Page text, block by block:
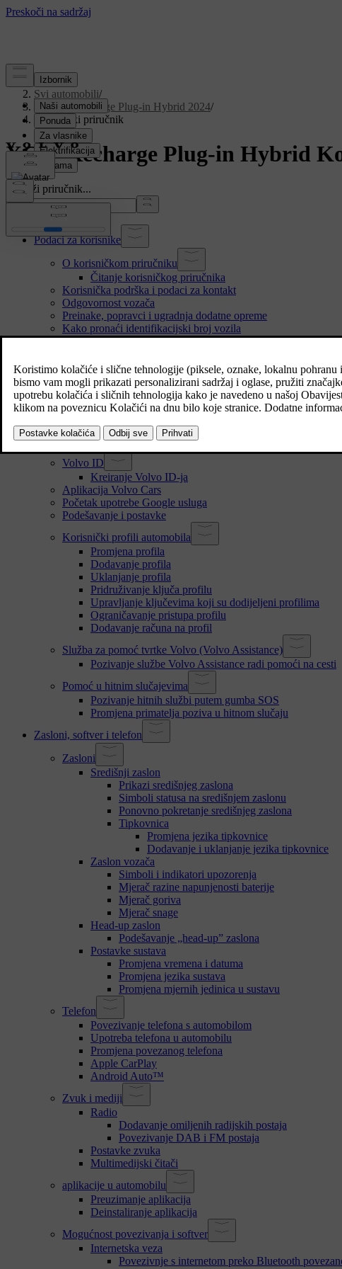
Podrška/
Svi automobili/
XC90 Recharge Plug-in Hybrid 2024/
Korisnički priručnik
XC90 Recharge Plug-in Hybrid
Pretraži priručnik...
Podaci za korisnike
O korisničkom priručniku
Čitanje korisničkog priručnika
Korisnička podrška i podaci za kontakt
Odgovornost vozača
Preinake, popravci i ugradnja dodatne opreme
Kako pronaći identifikacijski broj vozila
Prihvaćanje uvjeta i odredaba i pristanak na prikupljanje
O internetskim uslugama i pravilima poštene upotrebe
Promjena vlasništva nad automobilom
Resetiranje korisničkih podataka
Preporuke za vožnje u drugim zemljama
Korisnički računi, profili i usluge
Prvo podešavanje temperature u automobilu
Volvo ID
Kreiranje Volvo ID-ja
Aplikacija Volvo Cars
Početak upotrebe Google usluga
Podešavanje i postavke
Korisnički profili automobila
Promjena profila
Dodavanje profila
Uklanjanje profila
Pridruživanje ključa profilu
Upravljanje ključevima koji su dodijeljeni profilima
Ograničavanje pristupa profilu
Dodavanje računa na profil
Služba za pomoć tvrtke Volvo (Volvo Assistance)
Pozivanje službe Volvo Assistance radi pomoći na cesti
Pomoć u hitnim slučajevima
Pozivanje hitnih službi putem gumba SOS
Promjena primatelja poziva u hitnom slučaju
Zasloni, softver i telefon
Zasloni
Središnji zaslon
Prikazi središnjeg zaslona
Simboli statusa na središnjem zaslonu
Ponovno pokretanje središnjeg zaslona
Tipkovnica
Promjena jezika tipkovnice
Dodavanje i uklanjanje jezika tipkovnice
Zaslon vozača
Simboli i indikatori upozorenja
Mjerač razine napunjenosti baterije
Mjerač goriva
Mjerač snage
Head-up zaslon
Podešavanje „head-up” zaslona
Postavke sustava
Promjena vremena i datuma
Promjena jezika sustava
Promjena mjernih jedinica u sustavu
Telefon
Povezivanje telefona s automobilom
Upotreba telefona u automobilu
Promjena povezanog telefona
Apple CarPlay
Android Auto™
Zvuk i mediji
Radio
Dodavanje omiljenih radijskih postaja
Povezivanje DAB i FM postaja
Postavke zvuka
Multimedijski čitači
aplikacije u automobilu
Preuzimanje aplikacija
Deinstaliranje aplikacija
Mogućnost povezivanja i softver
Internetska veza
Povezivnje s internetom preko Bluetooth